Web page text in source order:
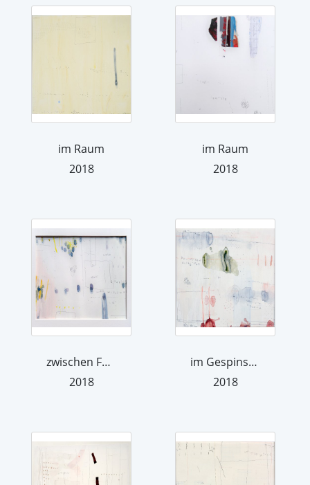
im Raum
2018
im Raum
2018
zwischen Farbe und Zeichen
2018
im Gespinst von Farbe und Zeichen
2018